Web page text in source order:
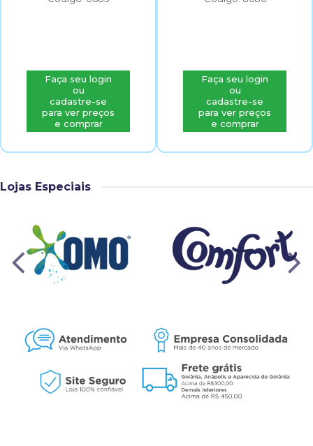
Faça seu login
ou
cadastre-se
para ver preços
e comprar
Faça seu login
ou
cadastre-se
para ver preços
e comprar
Lojas Especiais